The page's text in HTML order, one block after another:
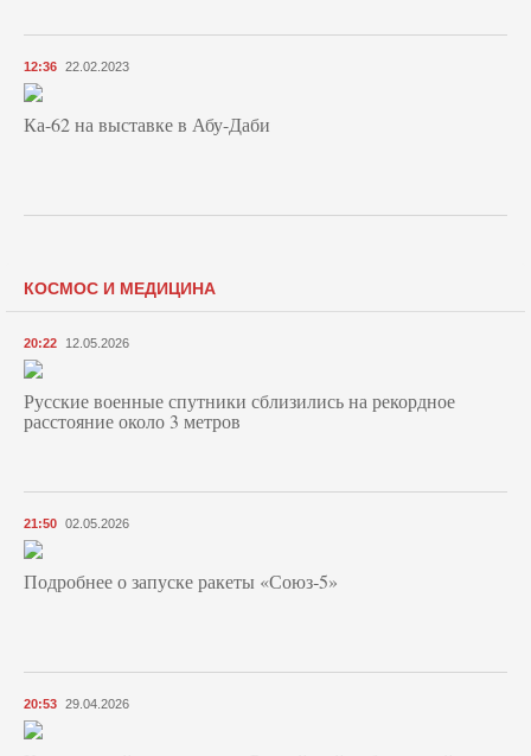
12:36 22.02.2023
Ка-62 на выставке в Абу-Даби
КОСМОС И МЕДИЦИНА
20:22 12.05.2026
Русские военные спутники сблизились на рекордное
расстояние около 3 метров
21:50 02.05.2026
Подробнее о запуске ракеты «Союз‑5»
20:53 29.04.2026